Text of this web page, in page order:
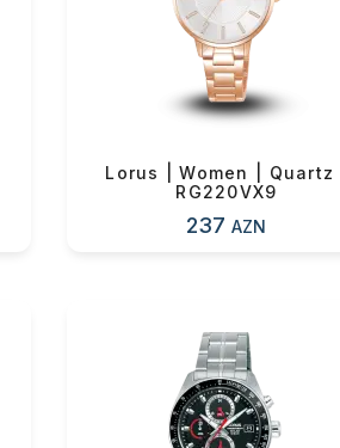
Lorus | Women | Quartz |
RG220VX9
237AZN